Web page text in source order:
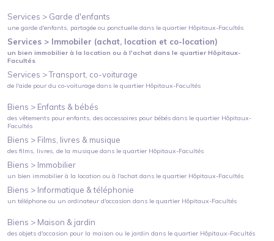
Services > Garde d'enfants
une garde d'enfants, partagée ou ponctuelle dans le quartier Hôpitaux-Facultés
Services > Immobiler (achat, location et co-location)
un bien immobilier à la location ou à l'achat dans le quartierHôpitaux-
Facultés
Services >Transport, co-voiturage
de l'aide pour du co-voiturage dans le quartier Hôpitaux-Facultés
Biens > Enfants & bébés
des vêtements pour enfants, des accessoires pour bébés dans le quartier Hôpitaux-
Facultés
Biens > Films, livres & musique
des films, livres, de la musique dans le quartier Hôpitaux-Facultés
Biens > Immobilier
un bien immobilier à la location ou à l'achat dans le quartier Hôpitaux-Facultés
Biens > Informatique & téléphonie
un téléphone ou un ordinateur d'occasion dans le quartier Hôpitaux-Facultés
Biens > Maison & jardin
des objets d'occasion pour la maison ou le jardin dans le quartier Hôpitaux-Facultés